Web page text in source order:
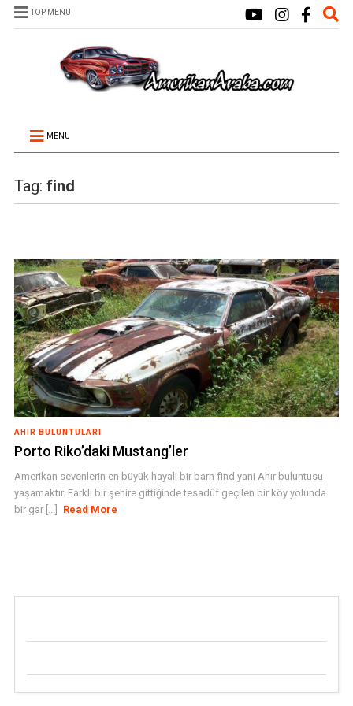
TOP MENU
MENU
Tag: find
AHIR BULUNTULARI
Porto Riko’daki Mustang’ler
Amerikan sevenlerin en büyük hayali bir barn find yani Ahır buluntusu
yaşamaktır. Farklı bir şehire gittiğinde tesadüf geçilen bir köy yolunda
bir gar [...]
Read More